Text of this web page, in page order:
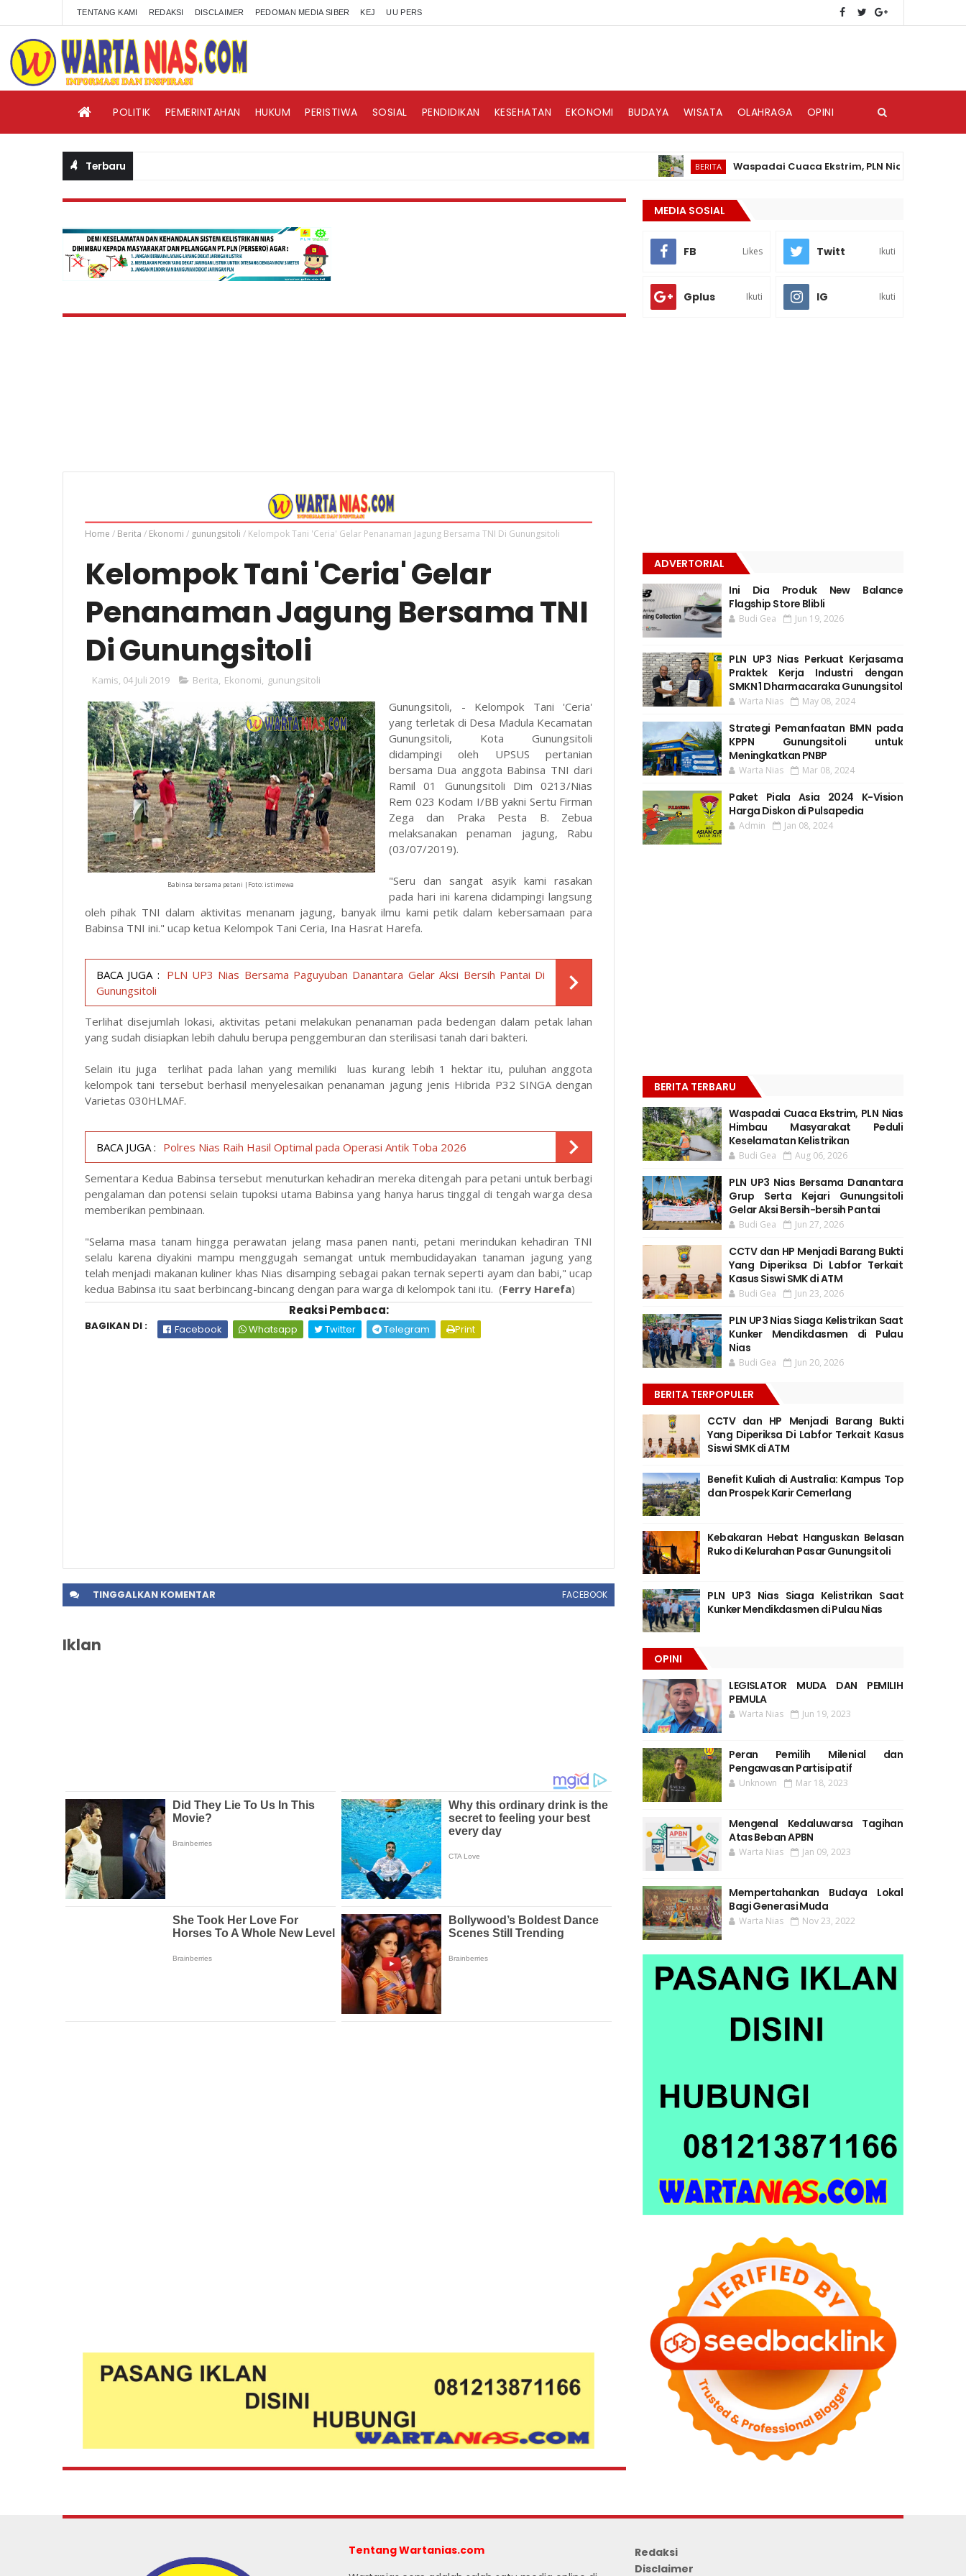
TENTANG KAMI REDAKSI DISCLAIMER PEDOMAN MEDIA SIBER KEJ UU PERS
POLITIK PEMERINTAHAN HUKUM PERISTIWA SOSIAL PENDIDIKAN KESEHATAN EKONOMI BUDAYA WISATA OLAHRAGA OPINI
Terbaru BERITA Waspadai Cuaca Ekstrim, PLN Nias Himbau
Home / Berita / Ekonomi / gunungsitoli / Kelompok Tani 'Ceria' Gelar Penanaman Jagung Bersama TNI Di Gunungsitoli
Kelompok Tani 'Ceria' Gelar
Penanaman Jagung Bersama TNI
Di Gunungsitoli
Kamis, 04 Juli 2019 Berita Ekonomi gunungsitoli
Babinsa bersama petani |Foto: istimewa
Gunungsitoli, - Kelompok Tani 'Ceria'
yang terletak di Desa Madula Kecamatan
Gunungsitoli, Kota Gunungsitoli
didampingi oleh UPSUS pertanian
bersama Dua anggota Babinsa TNI dari
Ramil 01 Gunungsitoli Dim 0213/Nias
Rem 023 Kodam I/BB yakni Sertu Firman
Zega dan Praka Pesta B. Zebua
melaksanakan penaman jagung, Rabu
(03/07/2019).
"Seru dan sangat asyik kami rasakan
pada hari ini karena didampingi langsung
oleh pihak TNI dalam aktivitas menanam jagung, banyak ilmu kami petik dalam kebersamaan para
Babinsa TNI ini." ucap ketua Kelompok Tani Ceria, Ina Hasrat Harefa.
BACA JUGA : PLN UP3 Nias Bersama Paguyuban Danantara Gelar Aksi Bersih Pantai Di
Gunungsitoli
Terlihat disejumlah lokasi, aktivitas petani melakukan penanaman pada bedengan dalam petak lahan
yang sudah disiapkan lebih dahulu berupa penggemburan dan sterilisasi tanah dari bakteri.
Selain itu juga terlihat pada lahan yang memiliki luas kurang lebih 1 hektar itu, puluhan anggota
kelompok tani tersebut berhasil menyelesaikan penanaman jagung jenis Hibrida P32 SINGA dengan
Varietas 030HLMAF.
BACA JUGA : Polres Nias Raih Hasil Optimal pada Operasi Antik Toba 2026
Sementara Kedua Babinsa tersebut menuturkan kehadiran mereka ditengah para petani untuk berbagi
pengalaman dan potensi selain tupoksi utama Babinsa yang hanya harus tinggal di tengah warga desa
memberikan pembinaan.
"Selama masa tanam hingga perawatan jelang masa panen nanti, petani merindukan kehadiran TNI
selalu karena diyakini mampu menggugah semangat untuk membudidayakan tanaman jagung yang
telah menjadi makanan kuliner khas Nias disamping sebagai pakan ternak seperti ayam dan babi," ucap
kedua Babinsa itu saat berbincang-bincang dengan para warga di kelompok tani itu. (Ferry Harefa)
Reaksi Pembaca:
BAGIKAN DI : Facebook Whatsapp Twitter Telegram Print
TINGGALKAN KOMENTAR FACEBOOK
Iklan
MEDIA SOSIAL
FB Likes Twitt Ikuti
Gplus Ikuti IG Ikuti
ADVERTORIAL
Ini Dia Produk New Balance
Flagship Store Blibli
Budi Gea Jun 19, 2026
PLN UP3 Nias Perkuat Kerjasama
Praktek Kerja Industri dengan
SMKN 1 Dharmacaraka Gunungsitol
Warta Nias May 08, 2024
Strategi Pemanfaatan BMN pada
KPPN Gunungsitoli untuk
Meningkatkan PNBP
Warta Nias Mar 08, 2024
Paket Piala Asia 2024 K-Vision
Harga Diskon di Pulsapedia
Admin Jan 08, 2024
BERITA TERBARU
Waspadai Cuaca Ekstrim, PLN Nias
Himbau Masyarakat Peduli
Keselamatan Kelistrikan
Budi Gea Aug 06, 2026
PLN UP3 Nias Bersama Danantara
Grup Serta Kejari Gunungsitoli
Gelar Aksi Bersih-bersih Pantai
Budi Gea Jun 27, 2026
CCTV dan HP Menjadi Barang Bukti
Yang Diperiksa Di Labfor Terkait
Kasus Siswi SMK di ATM
Budi Gea Jun 23, 2026
PLN UP3 Nias Siaga Kelistrikan Saat
Kunker Mendikdasmen di Pulau
Nias
Budi Gea Jun 20, 2026
BERITA TERPOPULER
CCTV dan HP Menjadi Barang Bukti
Yang Diperiksa Di Labfor Terkait Kasus
Siswi SMK di ATM
Benefit Kuliah di Australia: Kampus Top
dan Prospek Karir Cemerlang
Kebakaran Hebat Hanguskan Belasan
Ruko di Kelurahan Pasar Gunungsitoli
PLN UP3 Nias Siaga Kelistrikan Saat
Kunker Mendikdasmen di Pulau Nias
OPINI
LEGISLATOR MUDA DAN PEMILIH
PEMULA
Warta Nias Jun 19, 2023
Peran Pemilih Milenial dan
Pengawasan Partisipatif
Unknown Mar 18, 2023
Mengenal Kedaluwarsa Tagihan
Atas Beban APBN
Warta Nias Jan 09, 2023
Mempertahankan Budaya Lokal
Bagi Generasi Muda
Warta Nias Nov 23, 2022
Tentang Wartanias.com
Redaksi
Disclaimer